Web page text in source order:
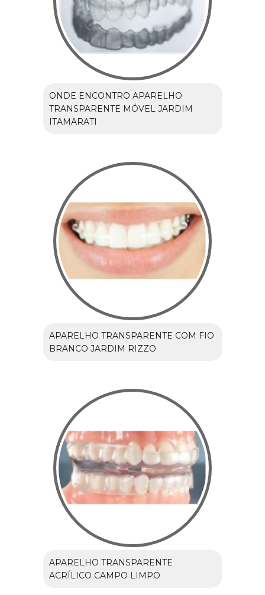
ONDE ENCONTRO APARELHO
TRANSPARENTE MÓVEL JARDIM
ITAMARATI
APARELHO TRANSPARENTE COM FIO
BRANCO JARDIM RIZZO
APARELHO TRANSPARENTE
ACRÍLICO CAMPO LIMPO